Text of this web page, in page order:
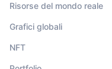
Risorse del mondo reale
Grafici globali
NFT